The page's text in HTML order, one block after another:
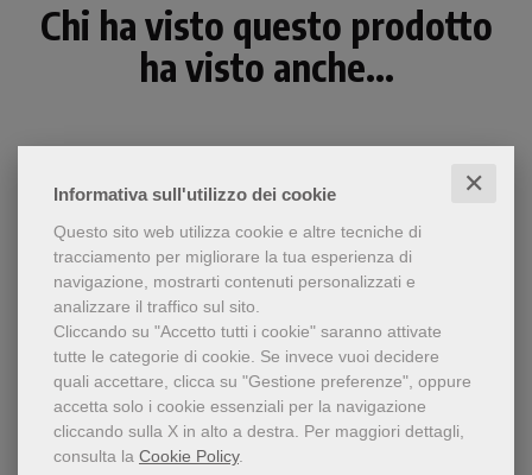
Informativa sull'utilizzo dei cookie ✕
Questo sito web utilizza cookie e altre tecniche di
tracciamento per migliorare la tua esperienza di
navigazione, mostrarti contenuti personalizzati e
analizzare il traffico sul sito.
Cliccando su "Accetto tutti i cookie" saranno attivate
tutte le categorie di cookie. Se invece vuoi decidere
quali accettare, clicca su "Gestione preferenze", oppure
accetta solo i cookie essenziali per la navigazione
cliccando sulla X in alto a destra. Per maggiori dettagli,
consulta la Cookie Policy.
Chi ha visto questo prodotto
ha visto anche...
- 5%
Il presente lavoro è la
sintesi di un'indagine
I Padri del deserto tra i francescani